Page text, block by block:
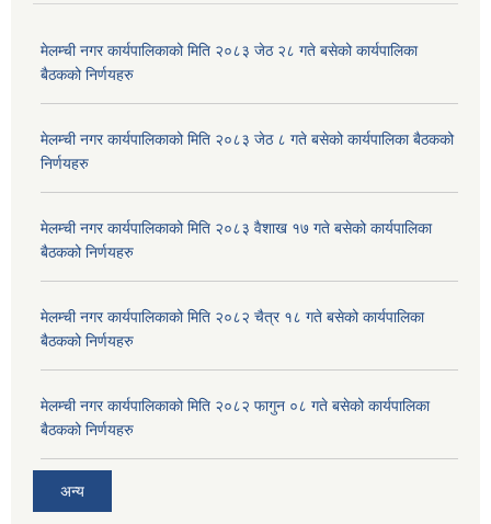
मेलम्ची नगर कार्यपालिकाको मिति २०८३ जेठ २८ गते बसेको कार्यपालिका
बैठकको निर्णयहरु
मेलम्ची नगर कार्यपालिकाको मिति २०८३ जेठ ८ गते बसेको कार्यपालिका बैठकको
निर्णयहरु
मेलम्ची नगर कार्यपालिकाको मिति २०८३ वैशाख १७ गते बसेको कार्यपालिका
बैठकको निर्णयहरु
मेलम्ची नगर कार्यपालिकाको मिति २०८२ चैत्र १८ गते बसेको कार्यपालिका
बैठकको निर्णयहरु
मेलम्ची नगर कार्यपालिकाको मिति २०८२ फागुन ०८ गते बसेको कार्यपालिका
बैठकको निर्णयहरु
अन्य